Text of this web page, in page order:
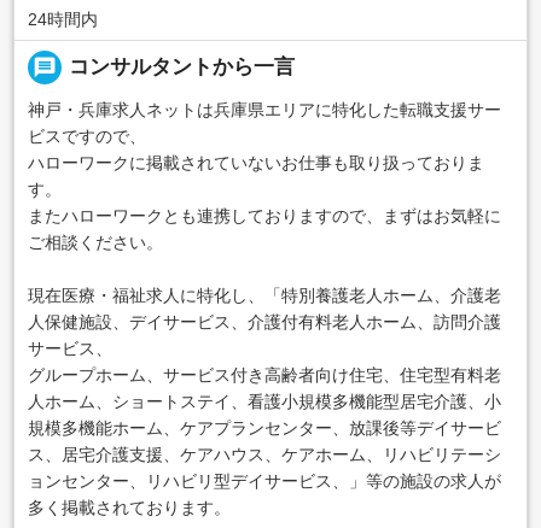
24時間内
message コンサルタントから一言
神戸・兵庫求人ネットは兵庫県エリアに特化した転職支援サー
ビスですので、
ハローワークに掲載されていないお仕事も取り扱っておりま
す。
またハローワークとも連携しておりますので、まずはお気軽に
ご相談ください。
現在医療・福祉求人に特化し、「特別養護老人ホーム、介護老
人保健施設、デイサービス、介護付有料老人ホーム、訪問介護
サービス、
グループホーム、サービス付き高齢者向け住宅、住宅型有料老
人ホーム、ショートステイ、看護小規模多機能型居宅介護、小
規模多機能ホーム、ケアプランセンター、放課後等デイサービ
ス、居宅介護支援、ケアハウス、ケアホーム、リハビリテーシ
ョンセンター、リハビリ型デイサービス、」等の施設の求人が
多く掲載されております。